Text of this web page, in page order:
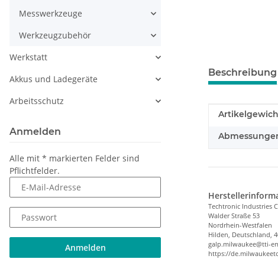
Beschreibung
Wert
Techtronic Industries
Walder Straße 53
Nordrhein-Westfalen
Hilden, Deutschland,
galp.milwaukee@tti-
https://
Messwerkzeuge
Werkzeugzubehör
Werkstatt
Akkus und Ladegeräte
Arbeitsschutz
Anmelden
Alle mit * markierten Felder sind
Pflichtfelder.
E-Mail-Adresse
Passwort
Anmelden